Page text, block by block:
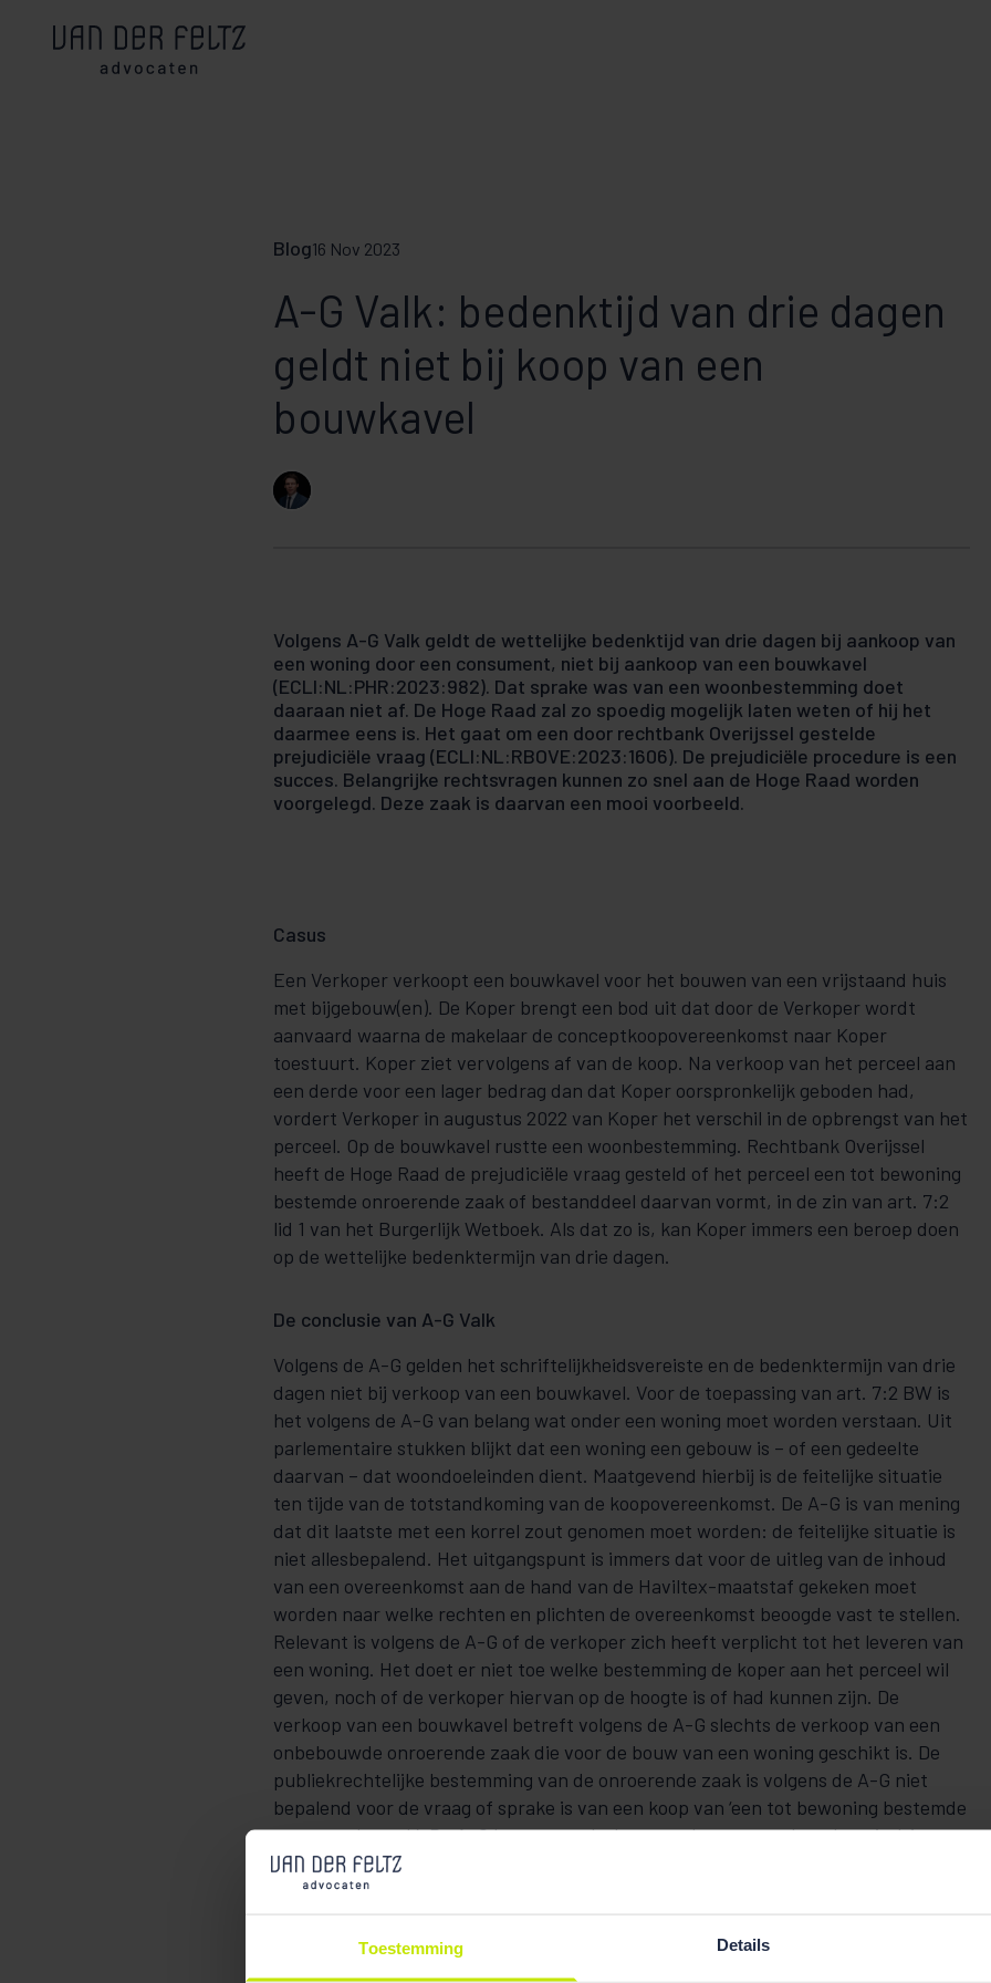
Toestemming Details
Blog16 Nov 2023
A-G Valk: bedenktijd van drie dagen
geldt niet bij koop van een
bouwkavel
Volgens A-G Valk geldt de wettelijke bedenktijd van drie dagen bij aankoop van
een woning door een consument, niet bij aankoop van een bouwkavel
(ECLI:NL:PHR:2023:982). Dat sprake was van een woonbestemming doet
daaraan niet af. De Hoge Raad zal zo spoedig mogelijk laten weten of hij het
daarmee eens is. Het gaat om een door rechtbank Overijssel gestelde
prejudiciële vraag (ECLI:NL:RBOVE:2023:1606). De prejudiciële procedure is een
succes. Belangrijke rechtsvragen kunnen zo snel aan de Hoge Raad worden
voorgelegd. Deze zaak is daarvan een mooi voorbeeld.
Casus
Een Verkoper verkoopt een bouwkavel voor het bouwen van een vrijstaand huis
met bijgebouw(en). De Koper brengt een bod uit dat door de Verkoper wordt
aanvaard waarna de makelaar de conceptkoopovereenkomst naar Koper
toestuurt. Koper ziet vervolgens af van de koop. Na verkoop van het perceel aan
een derde voor een lager bedrag dan dat Koper oorspronkelijk geboden had,
vordert Verkoper in augustus 2022 van Koper het verschil in de opbrengst van het
perceel. Op de bouwkavel rustte een woonbestemming. Rechtbank Overijssel
heeft de Hoge Raad de prejudiciële vraag gesteld of het perceel een tot bewoning
bestemde onroerende zaak of bestanddeel daarvan vormt, in de zin van art. 7:2
lid 1 van het Burgerlijk Wetboek. Als dat zo is, kan Koper immers een beroep doen
op de wettelijke bedenktermijn van drie dagen.
De conclusie van A-G Valk
Volgens de A-G gelden het schriftelijkheidsvereiste en de bedenktermijn van drie
dagen niet bij verkoop van een bouwkavel. Voor de toepassing van art. 7:2 BW is
het volgens de A-G van belang wat onder een woning moet worden verstaan. Uit
parlementaire stukken blijkt dat een woning een gebouw is – of een gedeelte
daarvan – dat woondoeleinden dient. Maatgevend hierbij is de feitelijke situatie
ten tijde van de totstandkoming van de koopovereenkomst. De A-G is van mening
dat dit laatste met een korrel zout genomen moet worden: de feitelijke situatie is
niet allesbepalend. Het uitgangspunt is immers dat voor de uitleg van de inhoud
van een overeenkomst aan de hand van de Haviltex-maatstaf gekeken moet
worden naar welke rechten en plichten de overeenkomst beoogde vast te stellen.
Relevant is volgens de A-G of de verkoper zich heeft verplicht tot het leveren van
een woning. Het doet er niet toe welke bestemming de koper aan het perceel wil
geven, noch of de verkoper hiervan op de hoogte is of had kunnen zijn. De
verkoop van een bouwkavel betreft volgens de A-G slechts de verkoop van een
onbebouwde onroerende zaak die voor de bouw van een woning geschikt is. De
publiekrechtelijke bestemming van de onroerende zaak is volgens de A-G niet
bepalend voor de vraag of sprake is van een koop van ‘een tot bewoning bestemde
onroerende zaak’. De A-G beantwoordt de vraag daarmee anders dan uit drie
andere rechtbankvonnissen volgt.